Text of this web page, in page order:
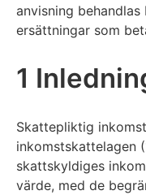
anvisning
ersättningar som
1
Skattepliktig
inkomstskattelagen
skattskyldiges
värde, med de